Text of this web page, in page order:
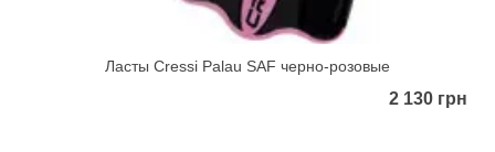
Ласты Cressi Palau SAF черно-розовые
2 130 грн